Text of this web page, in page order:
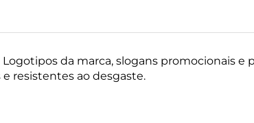
da marca, slogans promocionais
e resistentes ao desgaste.